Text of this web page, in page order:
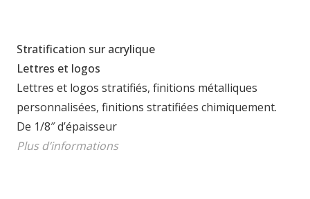
Stratification sur acrylique
Lettres et logos
Lettres et logos stratifiés, finitions métalliques
personnalisées, finitions stratifiées chimiquement.
De 1/8″ d’épaisseur
Plus d’informations